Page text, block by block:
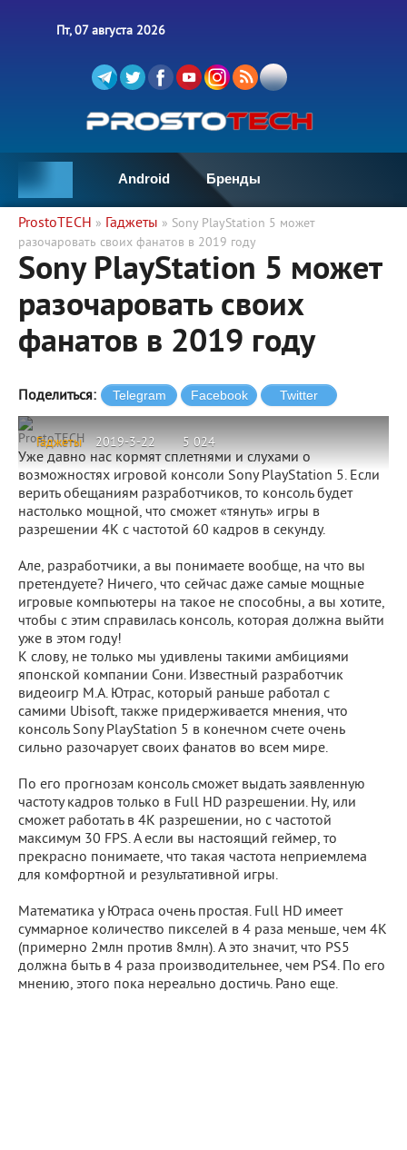
Пт, 07 августа 2026
Android Бренды
ProstoTECH » Гаджеты » Sony PlayStation 5 может
разочаровать своих фанатов в 2019 году
Sony PlayStation 5 может
разочаровать своих
фанатов в 2019 году
Поделиться:
Гаджеты 2019-3-22 5 024
ProstoTECH
Уже давно нас кормят сплетнями и слухами о
возможностях игровой консоли Sony PlayStation 5. Если
верить обещаниям разработчиков, то консоль будет
настолько мощной, что сможет «тянуть» игры в
разрешении 4К с частотой 60 кадров в секунду.
Але, разработчики, а вы понимаете вообще, на что вы
претендуете? Ничего, что сейчас даже самые мощные
игровые компьютеры на такое не способны, а вы хотите,
чтобы с этим справилась консоль, которая должна выйти
уже в этом году!
К слову, не только мы удивлены такими амбициями
японской компании Сони. Известный разработчик
видеоигр М.А. Ютрас, который раньше работал с
самими Ubisoft, также придерживается мнения, что
консоль Sony PlayStation 5 в конечном счете очень
сильно разочарует своих фанатов во всем мире.
По его прогнозам консоль сможет выдать заявленную
частоту кадров только в Full HD разрешении. Ну, или
сможет работать в 4К разрешении, но с частотой
максимум 30 FPS. А если вы настоящий геймер, то
прекрасно понимаете, что такая частота неприемлема
для комфортной и результативной игры.
Математика у Ютраса очень простая. Full HD имеет
суммарное количество пикселей в 4 раза меньше, чем 4K
(примерно 2млн против 8млн). А это значит, что PS5
должна быть в 4 раза производительнее, чем PS4. По его
мнению, этого пока нереально достичь. Рано еще.